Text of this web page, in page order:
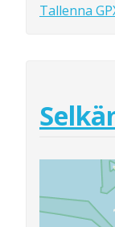
Tallenna